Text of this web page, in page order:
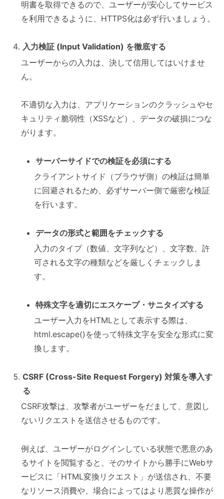
明書を取得できるので、ユーザーが安心してサービス
を利用できるように、HTTPS化は必ず行いましょう。
入力検証 (Input Validation) を徹底する
ユーザーからの入力は、決して信用してはいけませ
ん。
不適切な入力は、アプリケーションのクラッシュやセ
キュリティ脆弱性（XSSなど）、データの破損につな
がります。
サーバーサイドでの検証を必須にする
クライアントサイド（ブラウザ側）の検証は簡単
に回避されるため、必ずサーバー側で厳密な検証
を行います。
データの形式と範囲をチェックする
入力のタイプ（数値、文字列など）、文字数、許
可される文字の種類などを厳しくチェックしま
す。
特殊文字を適切にエスケープ・サニタイズする
ユーザー入力をHTMLとして表示する際は、
html.escape()を使って特殊文字を安全な形式に変
換します。
CSRF (Cross-Site Request Forgery) 対策を導入す
る
CSRF攻撃は、攻撃者がユーザーをだまして、意図し
ないリクエストを送信させるものです。
例えば、ユーザーがログインしている状態で悪意のあ
るサイトを閲覧すると、そのサイトから勝手にWebサ
ービスに「HTML変換リクエスト」が送信され、不要
なリソース消費や、場合によってはより悪質な操作が